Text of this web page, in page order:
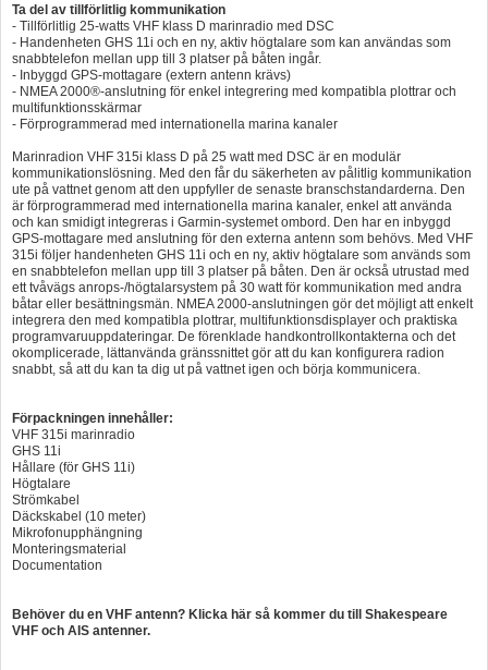
Calix - Packline - Takboxar
Thule - Takboxar
Thule - Lasthållare
LAGERRENSING
Begagnade Motorer & Båtar
Ta del av tillförlitlig kommunikation
- Tillförlitlig 25-watts VHF klass D marinradio med DSC
- Handenheten GHS 11i och en ny, aktiv högtalare som kan användas som
snabbtelefon mellan upp till 3 platser på båten ingår.
- Inbyggd GPS-mottagare (extern antenn krävs)
- NMEA 2000®-anslutning för enkel integrering med kompatibla plottrar och
multifunktionsskärmar
- Förprogrammerad med internationella marina kanaler
Marinradion VHF 315i klass D på 25 watt med DSC är en modulär
kommunikationslösning. Med den får du säkerheten av pålitlig kommunikation
ute på vattnet genom att den uppfyller de senaste branschstandarderna. Den
är förprogrammerad med internationella marina kanaler, enkel att använda
och kan smidigt integreras i Garmin-systemet ombord. Den har en inbyggd
GPS-mottagare med anslutning för den externa antenn som behövs. Med VHF
315i följer handenheten GHS 11i och en ny, aktiv högtalare som används som
en snabbtelefon mellan upp till 3 platser på båten. Den är också utrustad med
ett tvåvägs anrops-/högtalarsystem på 30 watt för kommunikation med andra
båtar eller besättningsmän. NMEA 2000-anslutningen gör det möjligt att enkelt
integrera den med kompatibla plottrar, multifunktionsdisplayer och praktiska
programvaruuppdateringar. De förenklade handkontrollkontakterna och det
okomplicerade, lättanvända gränssnittet gör att du kan konfigurera radion
snabbt, så att du kan ta dig ut på vattnet igen och börja kommunicera.
Förpackningen innehåller:
VHF 315i marinradio
GHS 11i
Hållare (för GHS 11i)
Högtalare
Strömkabel
Däckskabel (10 meter)
Mikrofonupphängning
Monteringsmaterial
Documentation
Behöver du en VHF antenn? Klicka här så kommer du till Shakespeare
VHF och AIS antenner.